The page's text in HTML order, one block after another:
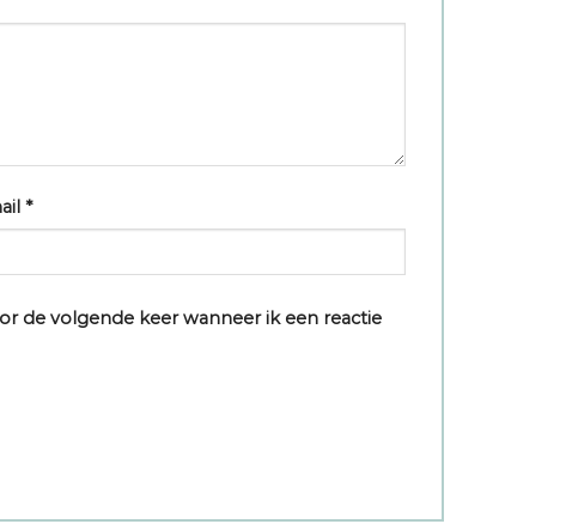
*
de volgende keer wanneer ik een reactie